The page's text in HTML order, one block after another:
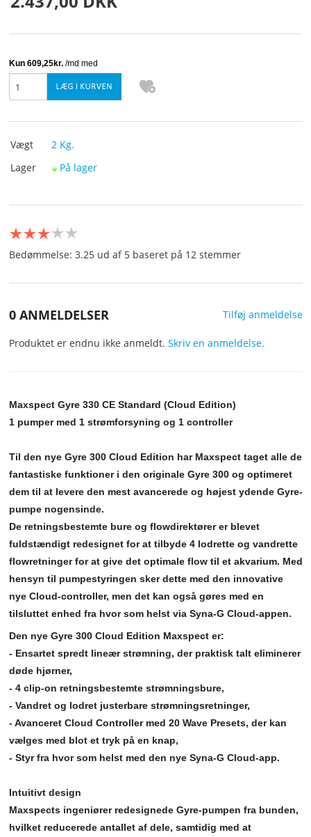
BESTIL
TILBUD
VILKÅR
KUNDECENTER
Vægt 2 Kg.
Lager
På lager
Bedømmelse: 3.25 ud af 5 baseret på 12stemmer
0 ANMELDELSER Tilføj anmeldelse
Produktet er endnu ikke anmeldt. Skriv en anmeldelse.
Maxspect Gyre 330 CE Standard (Cloud Edition)
1 pumper med 1 strømforsyning og 1 controller
Til den nye Gyre 300 Cloud Edition har Maxspect taget alle de
fantastiske funktioner i den originale Gyre 300 og optimeret
dem til at levere den mest avancerede og højest ydende Gyre-
pumpe nogensinde.
De retningsbestemte bure og flowdirektører er blevet
fuldstændigt redesignet for at tilbyde 4 lodrette og vandrette
flowretninger for at give det optimale flow til et akvarium. Med
hensyn til pumpestyringen sker dette med den innovative
nye Cloud-controller, men det kan også gøres med en
tilsluttet enhed fra hvor som helst via Syna-G Cloud-appen.
Den nye Gyre 300 Cloud Edition Maxspect er:
- Ensartet spredt lineær strømning, der praktisk talt eliminerer
døde hjørner,
- 4 clip-on retningsbestemte strømningsbure,
- Vandret og lodret justerbare strømningsretninger,
- Avanceret Cloud Controller med 20 Wave Presets, der kan
vælges med blot et tryk på en knap,
- Styr fra hvor som helst med den nye Syna-G Cloud-app.
Intuitivt design
Maxspects ingeniører redesignede Gyre-pumpen fra bunden,
hvilket reducerede antallet af dele, samtidig med at